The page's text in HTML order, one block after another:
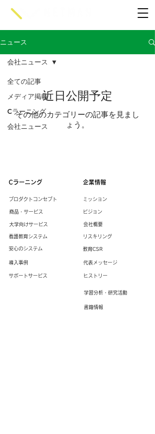
ニュース
全ての記事
メディア掲載
Cラーニング
会社ニュース
会社ニュース
近日公開予定
その他のカテゴリーの記事を見まし
ょう。
Cラーニング
プロダクトコンセプト
商品・サービス
大学向けサービス
看護教育システム
安心のシステム
導入事例
サポートサービス
企業情報
ミッション
ビジョン
​会社概要
​リスキ リング
教育CSR
代表メッセージ
ヒストリー
学習分析・研究活動
書籍情報